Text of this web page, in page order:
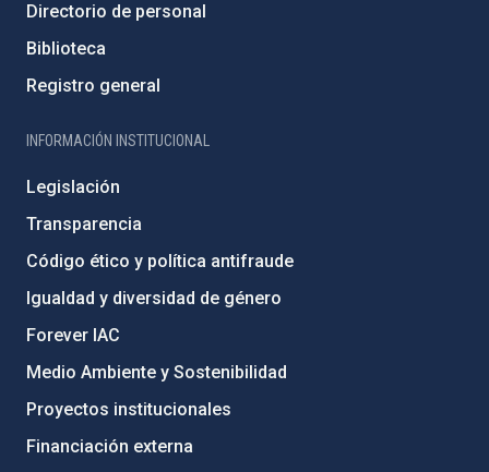
Directorio de personal
Biblioteca
Registro general
INFORMACIÓN INSTITUCIONAL
Legislación
Transparencia
Código ético y política antifraude
Igualdad y diversidad de género
Forever IAC
Medio Ambiente y Sostenibilidad
Proyectos institucionales
Financiación externa